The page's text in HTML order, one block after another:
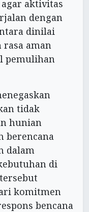
aktivitas
dengan
dinilai
aman
pemulihan
tidak
hunian
berencana
dalam
di
komitmen
bencana